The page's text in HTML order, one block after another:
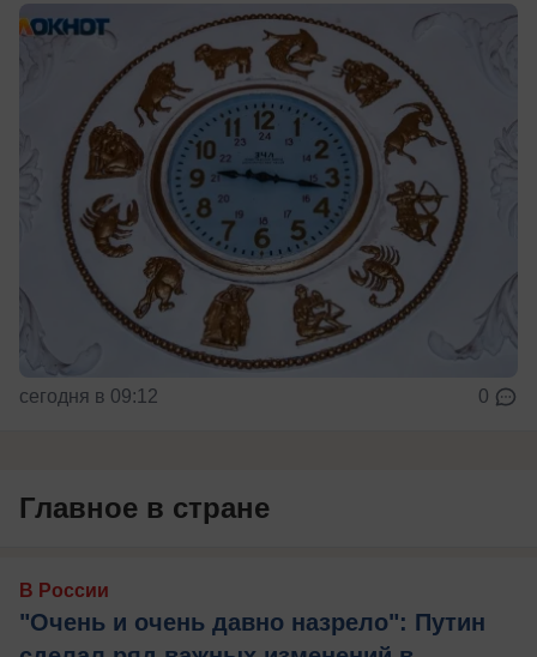
сегодня в 09:12 0
Главное в стране
В России
"Очень и очень давно назрело": Путин